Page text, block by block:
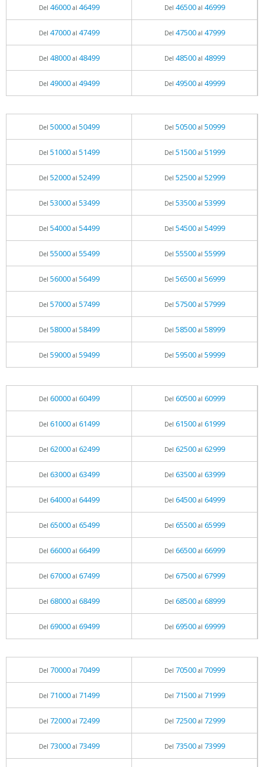
Del 46000al 46499 Del 46500al 46999
Del 47000al 47499 Del 47500al 47999
Del 48000al 48499 Del 48500al 48999
Del 49000al 49499 Del 49500al 49999
Del 50000al 50499 Del 50500al 50999
Del 51000al 51499 Del 51500al 51999
Del 52000al 52499 Del 52500al 52999
Del 53000al 53499 Del 53500al 53999
Del 54000al 54499 Del 54500al 54999
Del 55000al 55499 Del 55500al 55999
Del 56000al 56499 Del 56500al 56999
Del 57000al 57499 Del 57500al 57999
Del 58000al 58499 Del 58500al 58999
Del 59000al 59499 Del 59500al 59999
Del 60000al 60499 Del 60500al 60999
Del 61000al 61499 Del 61500al 61999
Del 62000al 62499 Del 62500al 62999
Del 63000al 63499 Del 63500al 63999
Del 64000al 64499 Del 64500al 64999
Del 65000al 65499 Del 65500al 65999
Del 66000al 66499 Del 66500al 66999
Del 67000al 67499 Del 67500al 67999
Del 68000al 68499 Del 68500al 68999
Del 69000al 69499 Del 69500al 69999
Del 70000al 70499 Del 70500al 70999
Del 71000al 71499 Del 71500al 71999
Del 72000al 72499 Del 72500al 72999
Del 73000al 73499 Del 73500al 73999